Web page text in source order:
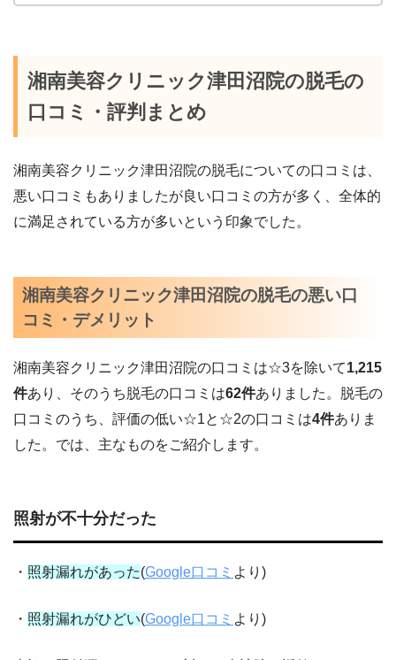
湘南美容クリニック津田沼院の脱毛の
口コミ・評判まとめ
湘南美容クリニック津田沼院の脱毛についての口コミは、
悪い口コミもありましたが良い口コミの方が多く、全体的
に満足されている方が多いという印象でした。
湘南美容クリニック津田沼院の脱毛の悪い口
コミ・デメリット
湘南美容クリニック津田沼院の口コミは☆3を除いて1,215
件あり、そのうち脱毛の口コミは62件ありました。脱毛の
口コミのうち、評価の低い☆1と☆2の口コミは4件ありま
した。では、主なものをご紹介します。
照射が不十分だった
・ 照射漏れがあった(Google口コミ より)
・ 照射漏れがひどい(Google口コミ より)